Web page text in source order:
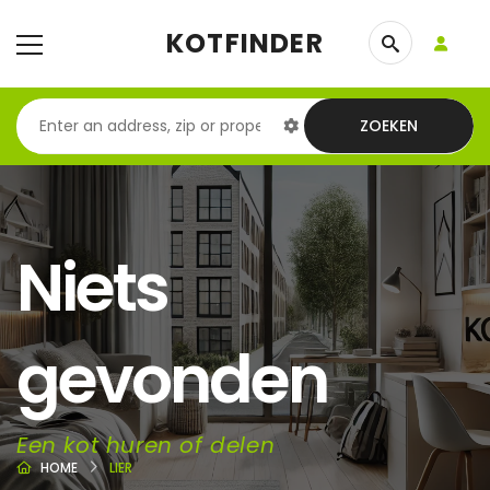
KOTFINDER
ZOEKEN
Niets
gevonden
Een kot huren of delen
HOME LIER